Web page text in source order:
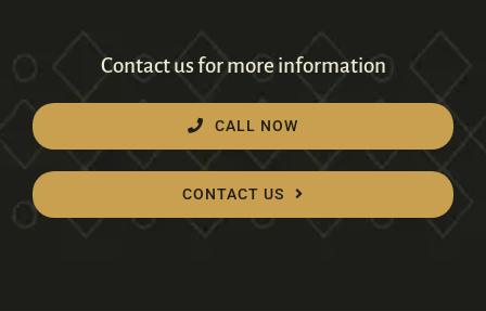
Contact us for more information
CALL NOW
CONTACT US